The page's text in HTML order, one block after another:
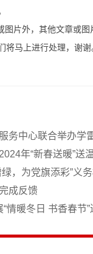
图片外，其他文章或
将马上进行处理，谢谢
务中心联合举办学
年“新春送暖”送
，为党旗添彩”义
成反馈
情暖冬日 书香春节”